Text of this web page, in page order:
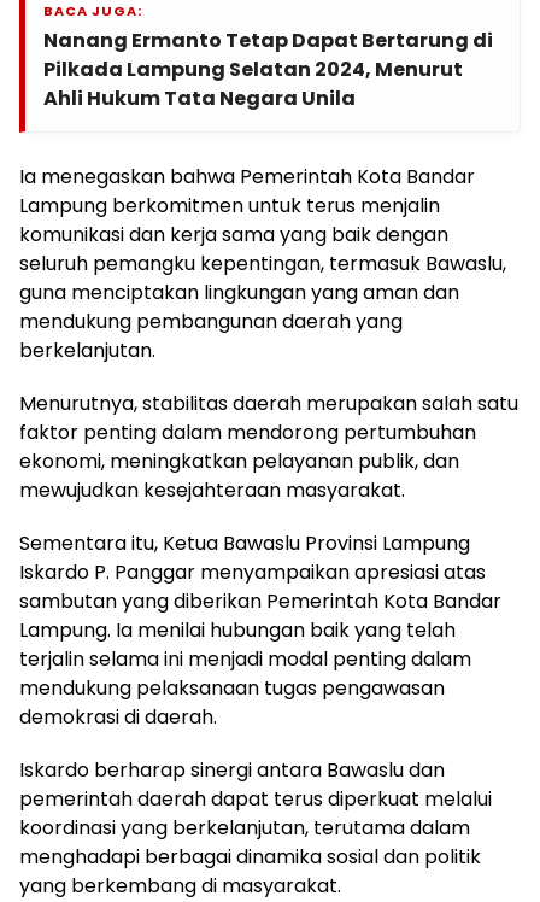
BACA JUGA:
Nanang Ermanto Tetap Dapat Bertarung di
Pilkada Lampung Selatan 2024, Menurut
Ahli Hukum Tata Negara Unila
Ia menegaskan bahwa Pemerintah Kota Bandar
Lampung berkomitmen untuk terus menjalin
komunikasi dan kerja sama yang baik dengan
seluruh pemangku kepentingan, termasuk Bawaslu,
guna menciptakan lingkungan yang aman dan
mendukung pembangunan daerah yang
berkelanjutan.
Menurutnya, stabilitas daerah merupakan salah satu
faktor penting dalam mendorong pertumbuhan
ekonomi, meningkatkan pelayanan publik, dan
mewujudkan kesejahteraan masyarakat.
Sementara itu, Ketua Bawaslu Provinsi Lampung
Iskardo P. Panggar menyampaikan apresiasi atas
sambutan yang diberikan Pemerintah Kota Bandar
Lampung. Ia menilai hubungan baik yang telah
terjalin selama ini menjadi modal penting dalam
mendukung pelaksanaan tugas pengawasan
demokrasi di daerah.
Iskardo berharap sinergi antara Bawaslu dan
pemerintah daerah dapat terus diperkuat melalui
koordinasi yang berkelanjutan, terutama dalam
menghadapi berbagai dinamika sosial dan politik
yang berkembang di masyarakat.